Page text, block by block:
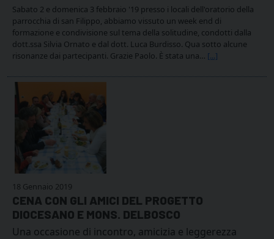
Sabato 2 e domenica 3 febbraio '19 presso i locali dell'oratorio della
parrocchia di san Filippo, abbiamo vissuto un week end di
formazione e condivisione sul tema della solitudine, condotti dalla
dott.ssa Silvia Ornato e dal dott. Luca Burdisso. Qua sotto alcune
risonanze dai partecipanti. Grazie Paolo. È stata una… [...]
18 Gennaio 2019
CENA CON GLI AMICI DEL PROGETTO
DIOCESANO E MONS. DELBOSCO
Una occasione di incontro, amicizia e leggerezza